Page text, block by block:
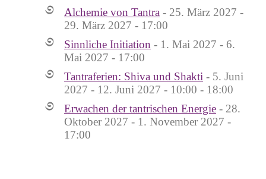
Alchemie von Tantra - 25. März 2027 -
29. März 2027 - 17:00
Sinnliche Initiation - 1. Mai 2027 - 6.
Mai 2027 - 17:00
Tantraferien: Shiva und Shakti - 5. Juni
2027 - 12. Juni 2027 - 10:00 - 18:00
Erwachen der tantrischen Energie - 28.
Oktober 2027 - 1. November 2027 -
17:00